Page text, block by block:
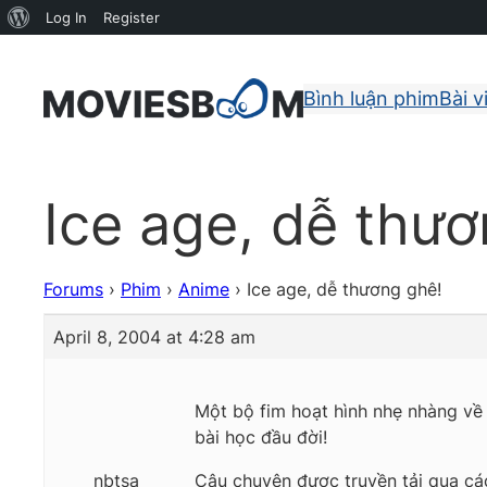
Bình luận phimBài
Ice age, dễ
Forums › Phim › Anime › Ice age, dễ thương ghê!
April 8, 2004 at 4:28 am
nbtsa
Một bộ fim hoạt hình nhẹ nhàng
bài học đầu đời!
Câu chuyện được truyền tải qua
About
Log In Register